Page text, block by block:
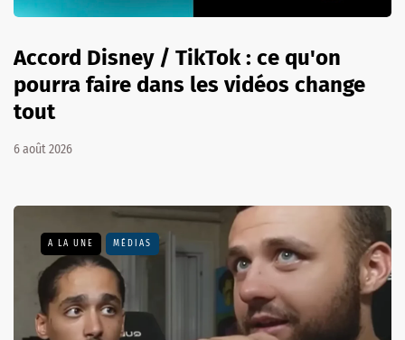
Accord Disney / TikTok : ce qu'on
pourra faire dans les vidéos change
tout
6 août 2026
A LA UNE MÉDIAS